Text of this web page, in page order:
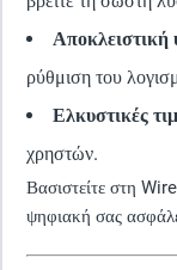
Αποκλειστική
ρύθμιση του
Ελκυστικές
χρηστών.
Βασιστείτε στη
ψηφιακή σας